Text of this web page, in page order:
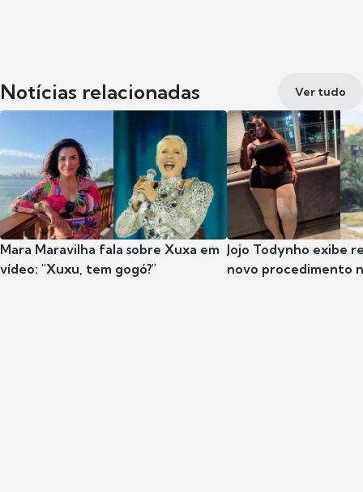
Notícias relacionadas Ver tudo
Mara Maravilha fala sobre Xuxa em
vídeo: "Xuxu, tem gogó?"
Jojo Todynho exibe
novo procedimento